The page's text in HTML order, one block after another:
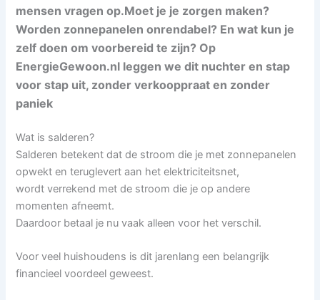
mensen vragen op.Moet je je zorgen maken?
Worden zonnepanelen onrendabel? En wat kun je
zelf doen om voorbereid te zijn? Op
EnergieGewoon.nl leggen we dit nuchter en stap
voor stap uit, zonder verkooppraat en zonder
paniek
Wat is salderen?
Salderen betekent dat de stroom die je met zonnepanelen
opwekt en teruglevert aan het elektriciteitsnet,
wordt verrekend met de stroom die je op andere
momenten afneemt.
Daardoor betaal je nu vaak alleen voor het verschil.
Voor veel huishoudens is dit jarenlang een belangrijk
financieel voordeel geweest.